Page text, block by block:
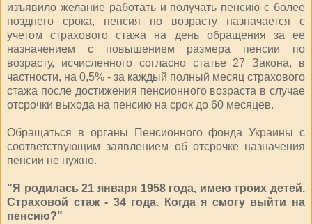
изъявило желание работать и получать пенсию с более
позднего срока, пенсия по возрасту назначается с
учетом страхового стажа на день обращения за ее
назначением с повышением размера пенсии по
возрасту, исчисленного согласно статье 27 Закона, в
частности, на 0,5% - за каждый полный месяц страхового
стажа после достижения пенсионного возраста в случае
отсрочки выхода на пенсию на срок до 60 месяцев.
Обращаться в органы Пенсионного фонда Украины с
соответствующим заявлением об отсрочке назначения
пенсии не нужно.
"Я родилась 21 января 1958 года, имею троих детей.
Страховой стаж - 34 года. Когда я смогу выйти на
пенсию?"